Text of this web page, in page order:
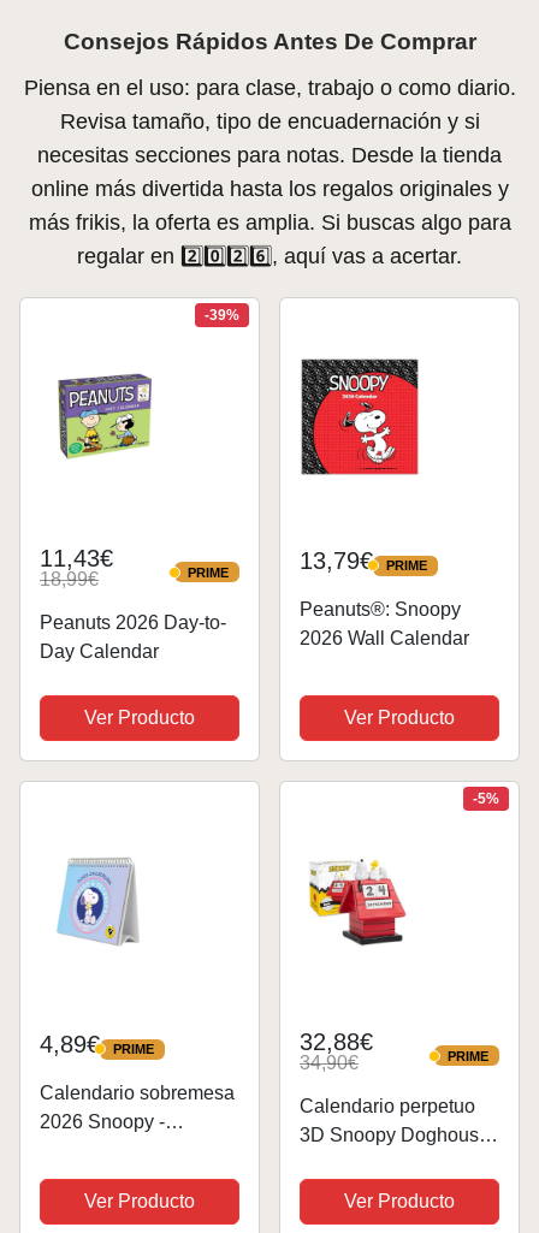
Consejos Rápidos Antes De Comprar
Piensa en el uso: para clase, trabajo o como diario.
Revisa tamaño, tipo de encuadernación y si
necesitas secciones para notas. Desde la tienda
online más divertida hasta los regalos originales y
más frikis, la oferta es amplia. Si buscas algo para
regalar en 2️⃣0️⃣2️⃣6️⃣, aquí vas a acertar.
-39%
11,43€
18,99€ PRIME
PRIME
Peanuts 2026 Day-to-
Day Calendar
Ver Producto
13,79€ PRIME
PRIME
Peanuts®: Snoopy
2026 Wall Calendar
Ver Producto
4,89€ PRIME
PRIME
Calendario sobremesa
2026 Snoopy -
resistente | Calendario
mesa 2026,
Ver Producto
-5%
32,88€
34,90€ PRIME
PRIME
Calendario perpetuo
3D Snoopy Doghouse
Snoopy - Snoopy
figura ideal decoración
Ver Producto